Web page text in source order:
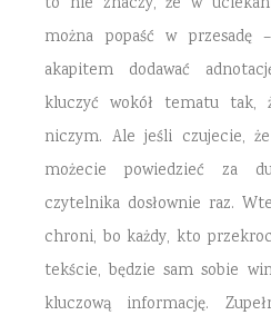
można popaść w
akapitem dodawać
kluczyć wokół tematu
niczym. Ale jeśli czujecie,
możecie powiedzieć za
czytelnika dosłownie raz.
chroni, bo każdy, kto
tekście, będzie sam sobie
kluczową informację.